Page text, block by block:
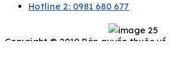
Hotline 2: 0981 680 677
Copyright © 2019 Bản quyền thuộc